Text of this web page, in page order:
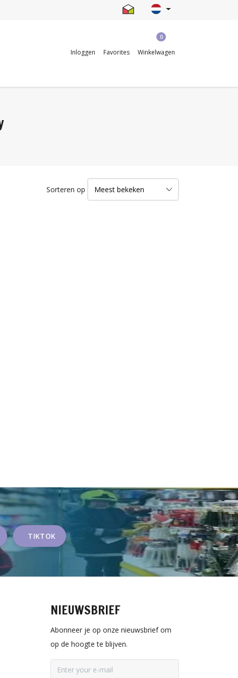
Inloggen Favorites
0
Winkelwagen
Sorteren op
TIKTOK
NIEUWSBRIEF
Abonneer je op onze nieuwsbrief om
op de hoogte te blijven.